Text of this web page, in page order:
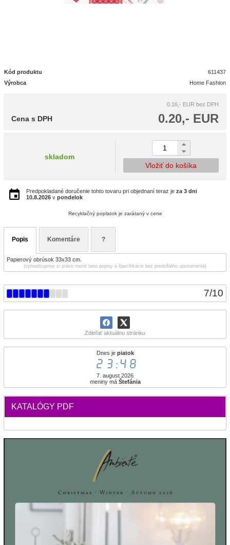
7/10
Zdieľať aktuálnu stránku
Dnes je piatok
23:49
7. august 2026
meniny má Štefánia
KATALÓGY PDF
Kód produktu
611437
Výrobca
Home Fashion
0.16,- EUR bez DPH
0.20,- EUR
Cena s DPH
skladom
Vložiť do košíka
Predpokladané doručenie tohto tovaru pri objednaní teraz je za 3 dni
10.8.2026 v pondelok
Recyklačný poplatok je zarátaný v cene
Popis Komentáre ?
Papierový obrúsok 33x33 cm.
(vyhradzujeme si právo meniť tieto popisy a špecifikácie bez predošlého upozornenia)